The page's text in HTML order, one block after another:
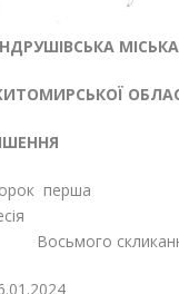
перша